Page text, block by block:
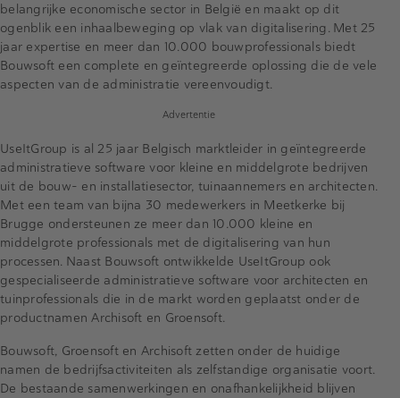
belangrijke economische sector in België en maakt op dit
ogenblik een inhaalbeweging op vlak van digitalisering. Met 25
jaar expertise en meer dan 10.000 bouwprofessionals biedt
Bouwsoft een complete en geïntegreerde oplossing die de vele
aspecten van de administratie vereenvoudigt.
Advertentie
UseItGroup is al 25 jaar Belgisch marktleider in geïntegreerde
administratieve software voor kleine en middelgrote bedrijven
uit de bouw- en installatiesector, tuinaannemers en architecten.
Met een team van bijna 30 medewerkers in Meetkerke bij
Brugge ondersteunen ze meer dan 10.000 kleine en
middelgrote professionals met de digitalisering van hun
processen. Naast Bouwsoft ontwikkelde UseItGroup ook
gespecialiseerde administratieve software voor architecten en
tuinprofessionals die in de markt worden geplaatst onder de
productnamen Archisoft en Groensoft.
Bouwsoft, Groensoft en Archisoft zetten onder de huidige
namen de bedrijfsactiviteiten als zelfstandige organisatie voort.
De bestaande samenwerkingen en onafhankelijkheid blijven